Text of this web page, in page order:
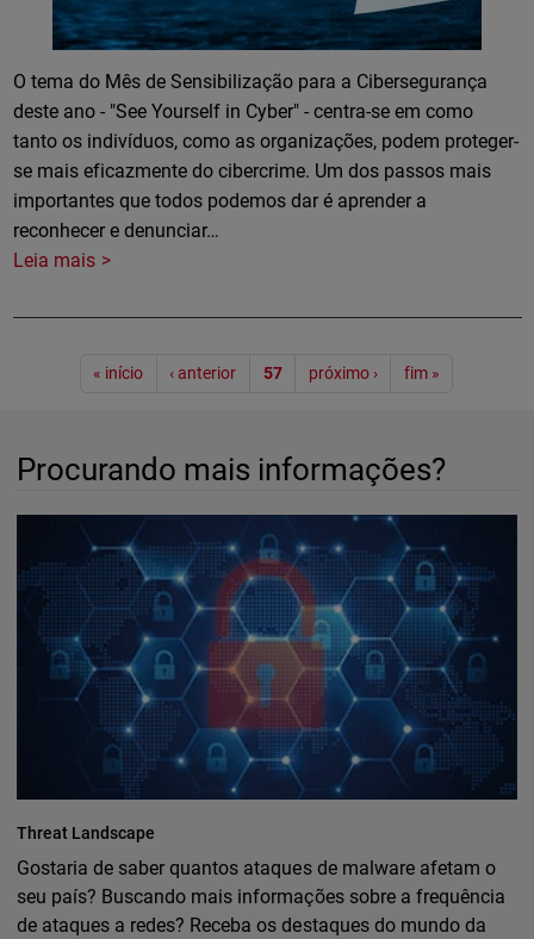
O tema do Mês de Sensibilização para a Cibersegurança
deste ano - "See Yourself in Cyber" - centra-se em como
tanto os indivíduos, como as organizações, podem proteger-
se mais eficazmente do cibercrime. Um dos passos mais
importantes que todos podemos dar é aprender a
reconhecer e denunciar…
Leia mais
Paginação
« início ‹ anterior 57 próximo › fim »
Procurando mais informações?
Threat Landscape
Gostaria de saber quantos ataques de malware afetam o
seu país? Buscando mais informações sobre a frequência
de ataques a redes? Receba os destaques do mundo da